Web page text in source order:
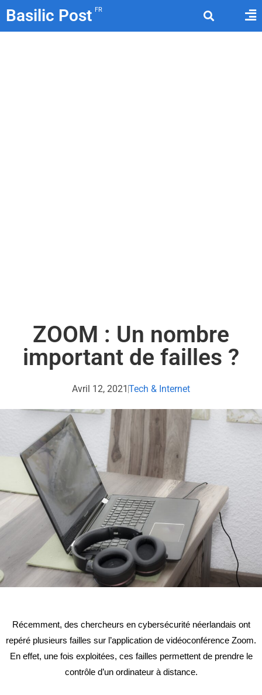
Basilic Post FR
ZOOM : Un nombre
important de failles ?
Avril 12, 2021 Tech & Internet
Récemment, des chercheurs en cybersécurité néerlandais ont
repéré plusieurs failles sur l’application de vidéoconférence Zoom.
En effet, une fois exploitées, ces failles permettent de prendre le
contrôle d’un ordinateur à distance.